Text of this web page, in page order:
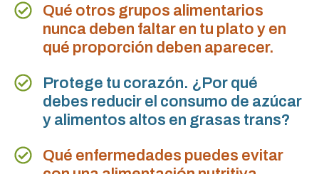
Qué otros grupos alimentarios
nunca deben faltar en tu plato y en
qué proporción deben aparecer.
Protege tu corazón. ¿Por qué
debes reducir el consumo de azúcar
y alimentos altos en grasas trans?
Qué enfermedades puedes evitar